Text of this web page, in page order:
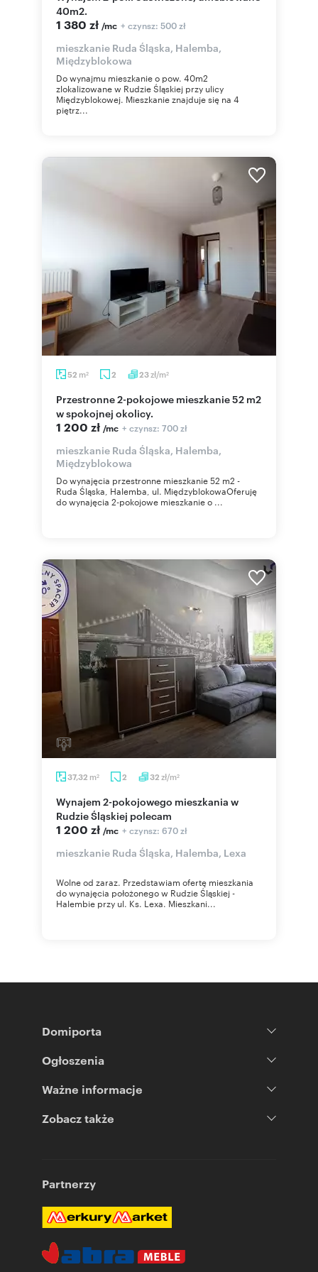
40m2.
1 380 zł /mc + czynsz: 500 zł
mieszkanie Ruda Śląska, Halemba,
Międzyblokowa
Do wynajmu mieszkanie o pow. 40m2
zlokalizowane w Rudzie Śląskiej przy ulicy
Międzyblokowej. Mieszkanie znajduje się na 4
piętrz...
52 m2 2 23zł/m2
Przestronne 2-pokojowe mieszkanie 52 m2
w spokojnej okolicy.
1 200 zł /mc + czynsz: 700 zł
mieszkanie Ruda Śląska, Halemba,
Międzyblokowa
Do wynajęcia przestronne mieszkanie 52 m2 -
Ruda Śląska, Halemba, ul. MiędzyblokowaOferuję
do wynajęcia 2-pokojowe mieszkanie o ...
37,32 m2 2 32 zł/m2
Wynajem 2-pokojowego mieszkania w
Rudzie Śląskiej polecam
1 200 zł /mc + czynsz: 670 zł
mieszkanie Ruda Śląska, Halemba, Lexa
Wolne od zaraz. Przedstawiam ofertę mieszkania
do wynajęcia położonego w Rudzie Śląskiej -
Halembie przy ul. Ks. Lexa. Mieszkani...
Domiporta
Ogłoszenia
Ważne informacje
Zobacz także
Partnerzy